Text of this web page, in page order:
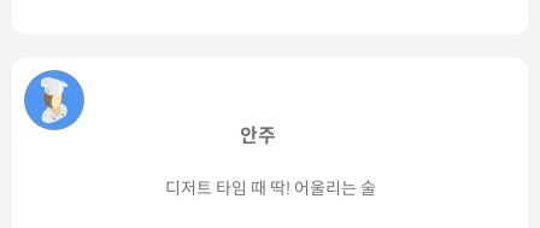
안주
디저트 타임 때 딱! 어울리는 술